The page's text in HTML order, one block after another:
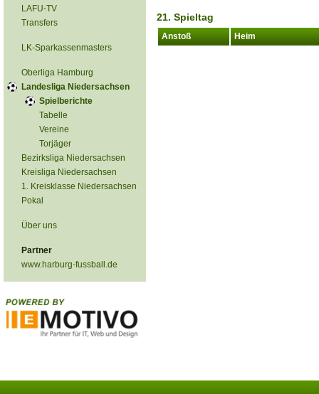
LAFU-TV
Transfers
LK-Sparkassenmasters
Oberliga Hamburg
Landesliga Niedersachsen
Spielberichte
Tabelle
Vereine
Torjäger
Bezirksliga Niedersachsen
Kreisliga Niedersachsen
1. Kreisklasse Niedersachsen
Pokal
Über uns
Partner
www.harburg-fussball.de
21. Spieltag
Anstoß Heim